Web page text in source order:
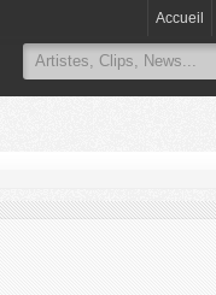
Accueil